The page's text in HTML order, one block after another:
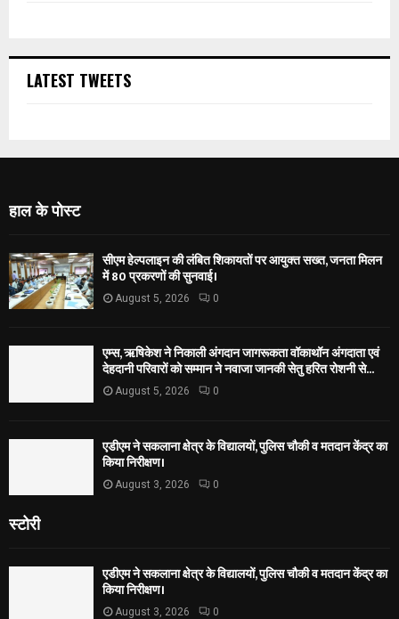
LATEST TWEETS
हाल के पोस्ट
सीएम हेल्पलाइन की लंबित शिकायतों पर आयुक्त सख्त, जनता मिलन
में 80 प्रकरणों की सुनवाई।
August 5, 2026 0
एम्स, ऋषिकेश ने निकाली अंगदान जागरूकता वॉकाथॉन अंगदाता एवं
देहदानी परिवारों को सम्मान ने नवाजा जानकी सेतु हरित रोशनी से...
August 5, 2026 0
एडीएम ने सकलाना क्षेत्र के विद्यालयों, पुलिस चौकी व मतदान केंद्र का
किया निरीक्षण।
August 3, 2026 0
स्टोरी
एडीएम ने सकलाना क्षेत्र के विद्यालयों, पुलिस चौकी व मतदान केंद्र का
किया निरीक्षण।
August 3, 2026 0